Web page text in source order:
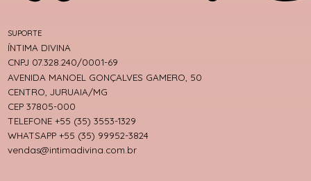
SUPORTE
ÍNTIMA DIVINA
CNPJ 07.328.240/0001-69
AVENIDA MANOEL GONÇALVES GAMERO, 50
CENTRO, JURUAIA/MG
CEP 37805-000
TELEFONE +55 (35) 3553-1329
WHATSAPP +55 (35) 99952-3824
vendas@intimadivina.com.br